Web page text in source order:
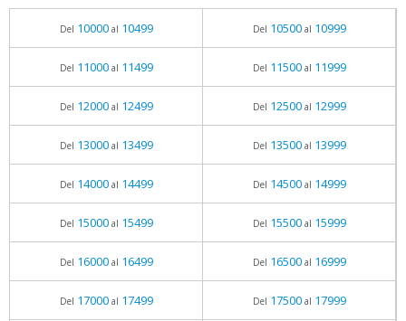
Del 10000al 10499 Del 10500al 10999
Del 11000al 11499 Del 11500al 11999
Del 12000al 12499 Del 12500al 12999
Del 13000al 13499 Del 13500al 13999
Del 14000al 14499 Del 14500al 14999
Del 15000al 15499 Del 15500al 15999
Del 16000al 16499 Del 16500al 16999
Del 17000al 17499 Del 17500al 17999